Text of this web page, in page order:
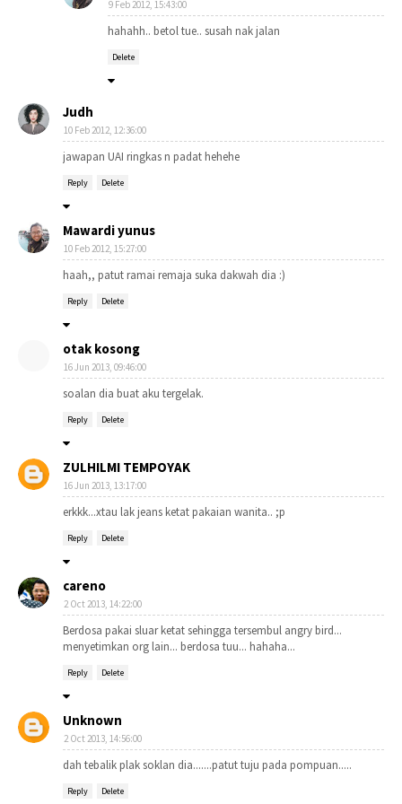
9 Feb 2012, 15:43:00
hahahh.. betol tue.. susah nak jalan
Delete
Judh
10 Feb 2012, 12:36:00
jawapan UAI ringkas n padat hehehe
Reply Delete
Mawardi yunus
10 Feb 2012, 15:27:00
haah,, patut ramai remaja suka dakwah dia :)
Reply Delete
otak kosong
16 Jun 2013, 09:46:00
soalan dia buat aku tergelak.
Reply Delete
ZULHILMI TEMPOYAK
16 Jun 2013, 13:17:00
erkkk...xtau lak jeans ketat pakaian wanita.. ;p
Reply Delete
careno
2 Oct 2013, 14:22:00
Berdosa pakai sluar ketat sehingga tersembul angry bird...
menyetimkan org lain... berdosa tuu... hahaha...
Reply Delete
Unknown
2 Oct 2013, 14:56:00
dah tebalik plak soklan dia.......patut tuju pada pompuan.....
Reply Delete